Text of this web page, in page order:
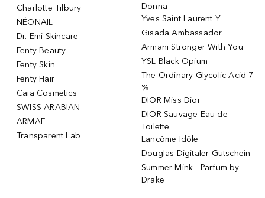
Charlotte Tilbury
NÉONAIL
Dr. Emi Skincare
Fenty Beauty
Fenty Skin
Fenty Hair
Caia Cosmetics
SWISS ARABIAN
ARMAF
Transparent Lab
Donna
Yves Saint Laurent Y
Gisada Ambassador
Armani Stronger With You
YSL Black Opium
The Ordinary Glycolic Acid 7
%
DIOR Miss Dior
DIOR Sauvage Eau de
Toilette
Lancôme Idôle
Douglas Digitaler Gutschein
Summer Mink - Parfum by
Drake